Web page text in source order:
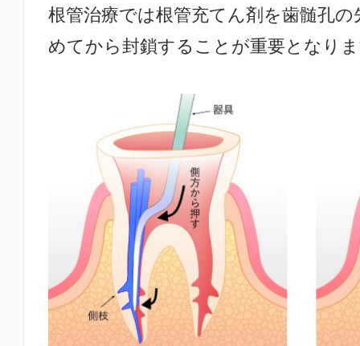
根管治療では根管充てん剤を歯髄孔
めてから封鎖することが重要となり